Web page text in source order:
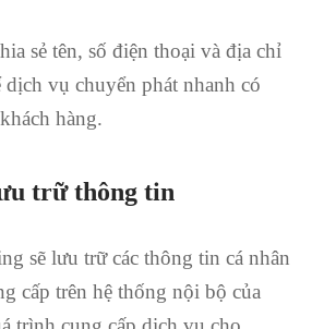
sẻ tên, số điện thoại và địa chỉ
dịch vụ chuyển phát nhanh có
hàng.
trữ thông tin
sẽ lưu trữ các thông tin cá nhân
cấp trên hệ thống nội bộ của